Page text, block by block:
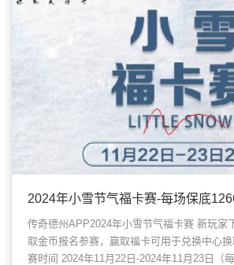
2024年小雪节气福卡赛-每场保底
传奇德州APP2024年小雪节气福卡赛 新玩家
取金币报名参赛，赢取福卡可用于兑换中心
赛时间 2024年11月22日-2024年11月23日（